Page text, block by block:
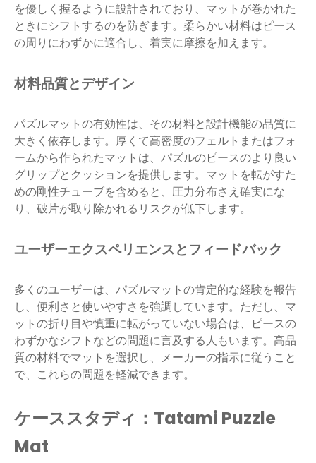
を優しく握るように設計されており、マットが巻かれた
ときにシフトするのを防ぎます。柔らかい材料はピース
の周りにわずかに適合し、着実に摩擦を加えます。
材料品質とデザイン
パズルマットの有効性は、その材料と設計機能の品質に
大きく依存します。厚くて高密度のフェルトまたはフォ
ームから作られたマットは、パズルのピースのより良い
グリップとクッションを提供します。マットを転がすた
めの剛性チューブを含めると、圧力分布さえ確実にな
り、破片が取り除かれるリスクが低下します。
ユーザーエクスペリエンスとフィードバック
多くのユーザーは、パズルマットの肯定的な経験を報告
し、便利さと使いやすさを強調しています。ただし、マ
ットの折り目や慎重に転がっていない場合は、ピースの
わずかなシフトなどの問題に言及する人もいます。高品
質の材料でマットを選択し、メーカーの指示に従うこと
で、これらの問題を軽減できます。
ケーススタディ：Tatami Puzzle
Mat